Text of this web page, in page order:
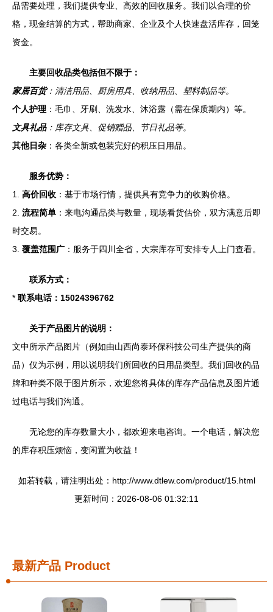
品需要处理，我们提供专业、高效的回收服务。我们以合理的价
格，现金结算的方式，帮助商家、企业及个人快速盘活库存，回笼
资金。
主要回收品类包括但不限于：
家居百货：清洁用品、厨房用具、收纳用品、塑料制品等。
个人护理 ：毛巾、牙刷、洗发水、沐浴露（需在保质期内）等。
文具礼品：库存文具、促销赠品、节日礼品等。
其他日杂 ：各类全新或包装完好的积压日用品。
服务优势：
1. 高价回收 ：基于市场行情，提供具有竞争力的收购价格。
2. 流程简单 ：来电沟通品类与数量，现场看货估价，双方满意后即
时交易。
3. 覆盖范围广 ：服务于四川全省，大宗库存可安排专人上门查看。
联系方式：
* 联系电话：15024396762
关于产品图片的说明：
文中所示产品图片（例如由山西尚泰环保科技公司生产提供的商
品）仅为示例，用以说明我们所回收的日用品类型。我们回收的品
牌和种类不限于图片所示，欢迎您将具体的库存产品信息及图片通
过电话与我们沟通。
无论您的库存数量大小，都欢迎来电咨询。一个电话，解决您
的库存积压烦恼，变闲置为收益！
如若转载，请注明出处：http://www.dtlew.com/product/15.html
更新时间：2026-08-06 01:32:11
最新产品 Product